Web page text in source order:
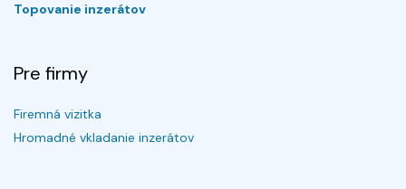
Topovanie inzerátov
Pre firmy
Firemná vizitka
Hromadné vkladanie inzerátov